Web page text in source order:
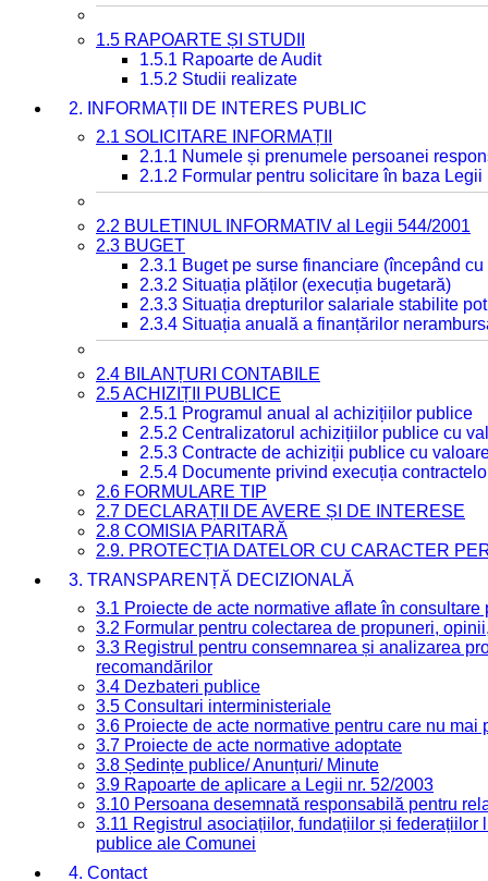
1.5 RAPOARTE ȘI STUDII
1.5.1 Rapoarte de Audit
1.5.2 Studii realizate
2. INFORMAȚII DE INTERES PUBLIC
2.1 SOLICITARE INFORMAȚII
2.1.1 Numele și prenumele persoanei
2.1.2 Formular pentru solicitare în baza Legii
2.2 BULETINUL INFORMATIV al Legii 544/2001
2.3 BUGET
2.3.1 Buget pe surse financiare (începând
2.3.2 Situația plăților (execuția bugetară)
2.3.3 Situația drepturilor salariale stabilite
2.3.4 Situația anuală a finanțărilor
2.4 BILANȚURI CONTABILE
2.5 ACHIZIȚII PUBLICE
2.5.1 Programul anual al achizițiilor publice
2.5.2 Centralizatorul achizițiilor publice cu
2.5.3 Contracte de achiziții publice cu
2.5.4 Documente privind execuția
2.6 FORMULARE TIP
2.7 DECLARAȚII DE AVERE ȘI DE INTERESE
2.8 COMISIA PARITARĂ
2.9. PROTECȚIA DATELOR CU CARACTER
3. TRANSPARENȚĂ DECIZIONALĂ
3.1 Proiecte de acte normative aflate în consultare
3.2 Formular pentru colectarea de propuneri,
3.3 Registrul pentru consemnarea și analizarea
recomandărilor
3.4 Dezbateri publice
3.5 Consultari interministeriale
3.6 Proiecte de acte normative pentru care nu mai
3.7 Proiecte de acte normative adoptate
3.8 Ședințe publice/ Anunțuri/ Minute
3.9 Rapoarte de aplicare a Legii nr. 52/2003
3.10 Persoana desemnată responsabilă pentru
3.11 Registrul asociațiilor, fundațiilor și federațiilor
publice ale Comunei
4. Contact